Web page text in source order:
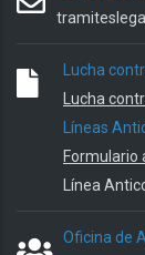
Lucha
Lucha
Líneas
Formulario
Línea
Oficina de